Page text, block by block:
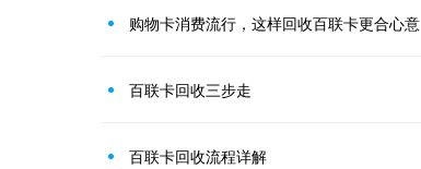
购物卡消费流行，这样回收百联卡更合心意
百联卡回收三步走
百联卡回收流程详解